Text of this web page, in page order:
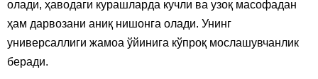
олади, ҳаводаги курашларда кучли ва узоқ масофадан
ҳам дарвозани аниқ нишонга олади. Унинг
универсаллиги жамоа ўйинига кўпроқ мослашувчанлик
беради.